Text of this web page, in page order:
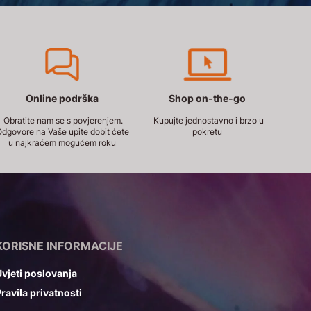
Online podrška
Obratite nam se s povjerenjem.
na Vaše upite dobit ćete
u najkraćem mogućem roku
Shop on-the-go
Kupujte jednostavno i brzo u
pokretu
INFORMACIJE
poslovanja
privatnosti